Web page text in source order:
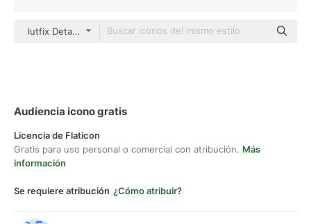
lutfix Detailed Outline
Audiencia icono gratis
Licencia de Flaticon
Gratis para uso personal o comercial con atribución. Más
información
Se requiere atribución ¿Cómo atribuir?